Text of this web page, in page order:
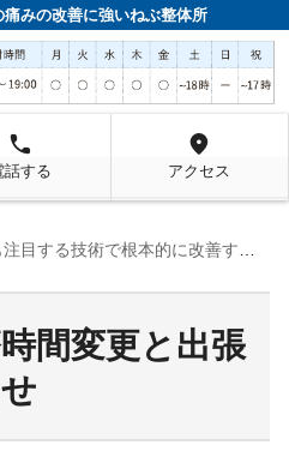
みの改善に強いねぶ整体所
local_phone
話する
location_on
アクセス
間変更と出張